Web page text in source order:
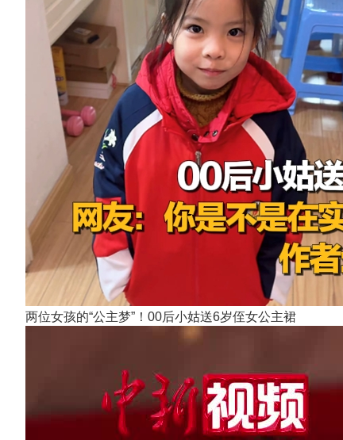
两位女孩的“公主梦”！00后小姑送6岁侄女公主裙